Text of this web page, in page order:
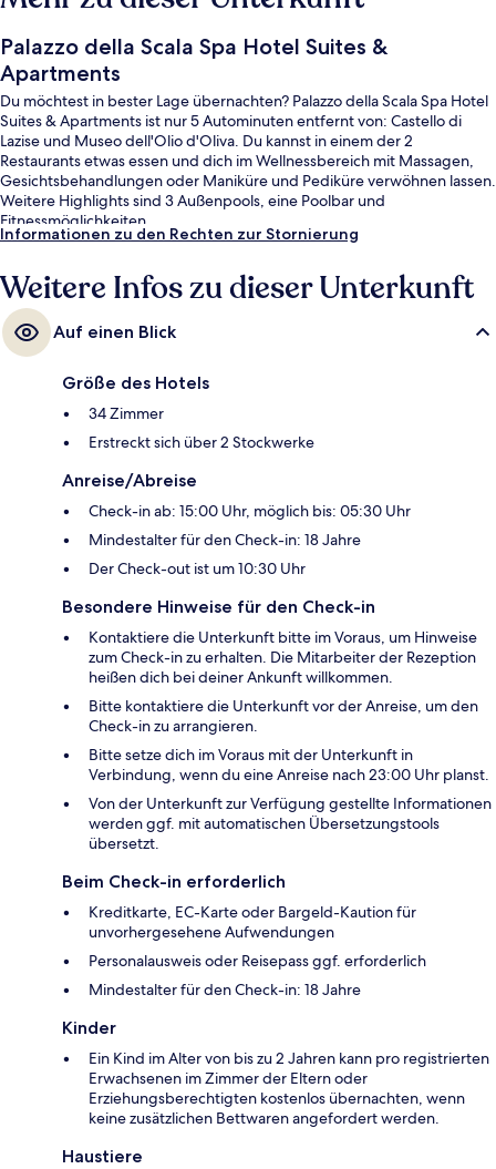
Palazzo della Scala Spa Hotel Suites &
Apartments
Du möchtest in bester Lage übernachten? Palazzo della Scala Spa Hotel
Suites & Apartments ist nur 5 Autominuten entfernt von: Castello di
Lazise und Museo dell'Olio d'Oliva. Du kannst in einem der 2
Restaurants etwas essen und dich im Wellnessbereich mit Massagen,
Gesichtsbehandlungen oder Maniküre und Pediküre verwöhnen lassen.
Weitere Highlights sind 3 Außenpools, eine Poolbar und
Fitnessmöglichkeiten.
Informationen zu den Rechten zur Stornierung
Weitere Infos zu dieser Unterkunft
Auf einen Blick
Größe des Hotels
34 Zimmer
Erstreckt sich über 2 Stockwerke
Anreise/Abreise
Check-in ab: 15:00 Uhr, möglich bis: 05:30 Uhr
Mindestalter für den Check-in: 18 Jahre
Der Check-out ist um 10:30 Uhr
Besondere Hinweise für den Check-in
Kontaktiere die Unterkunft bitte im Voraus, um Hinweise
zum Check-in zu erhalten. Die Mitarbeiter der Rezeption
heißen dich bei deiner Ankunft willkommen.
Bitte kontaktiere die Unterkunft vor der Anreise, um den
Check-in zu arrangieren.
Bitte setze dich im Voraus mit der Unterkunft in
Verbindung, wenn du eine Anreise nach 23:00 Uhr planst.
Von der Unterkunft zur Verfügung gestellte Informationen
werden ggf. mit automatischen Übersetzungstools
übersetzt.
Beim Check-in erforderlich
Kreditkarte, EC-Karte oder Bargeld-Kaution für
unvorhergesehene Aufwendungen
Personalausweis oder Reisepass ggf. erforderlich
Mindestalter für den Check-in: 18 Jahre
Kinder
Ein Kind im Alter von bis zu 2 Jahren kann pro registrierten
Erwachsenen im Zimmer der Eltern oder
Erziehungsberechtigten kostenlos übernachten, wenn
keine zusätzlichen Bettwaren angefordert werden.
Haustiere